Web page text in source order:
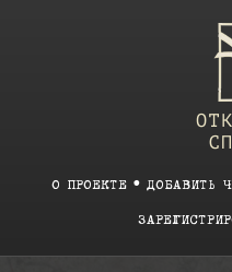
О ПРОЕКТЕ ДОБАВИТЬ